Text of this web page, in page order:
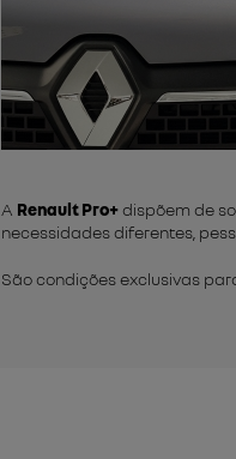
A Renault Pro+dispõem de
necessidades diferentes,
São condições exclusivas